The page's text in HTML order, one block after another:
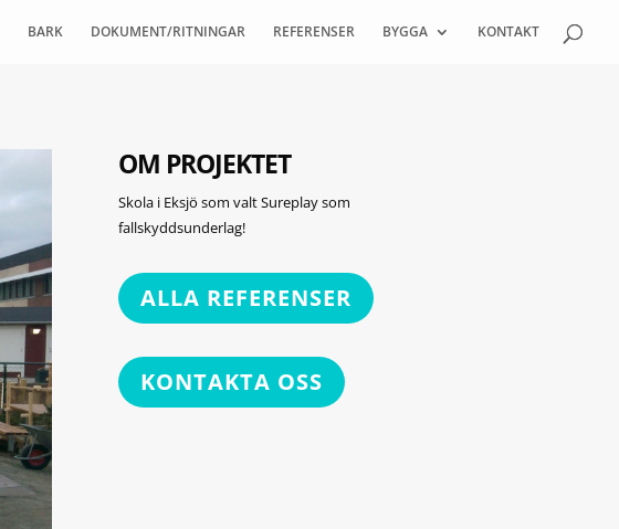
BARK DOKUMENT/RITNINGAR REFERENSER BYGGA KONTAKT
OM PROJEKTET
Skola i Eksjö som valt Sureplay som
fallskyddsunderlag!
ALLA REFERENSER
KONTAKTA OSS